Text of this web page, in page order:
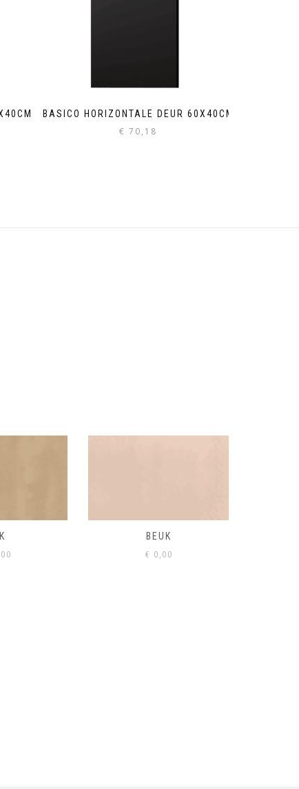
BASICO HORIZONTALE DEUR 60X40CM
€ 70,18
VISONE
€ 0,00